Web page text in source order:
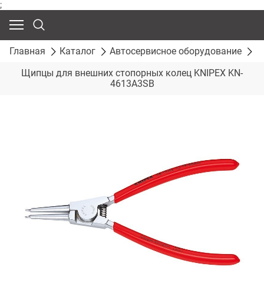
;
Главная Каталог Автосервисное оборудование
Щипцы для внешних стопорных колец KNIPEX KN-
4613A3SB